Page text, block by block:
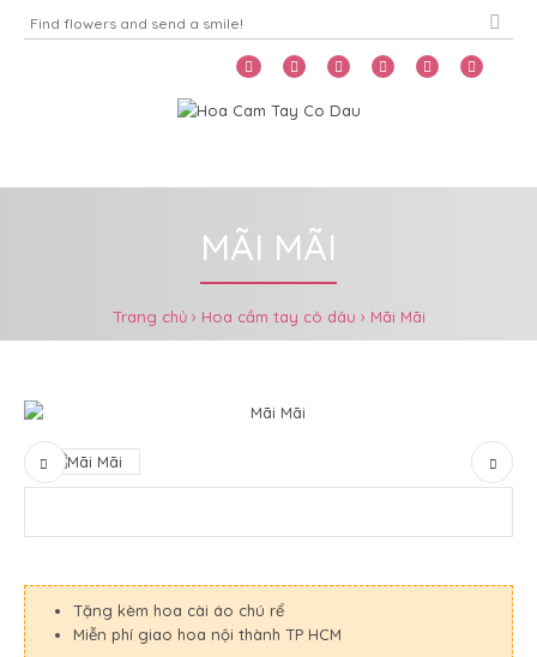
MÃI MÃI
Trang chủ Hoa cầm tay cô dâu Mãi Mãi
Tặng kèm hoa cài áo chú rể
Miễn phí giao hoa nội thành TP HCM